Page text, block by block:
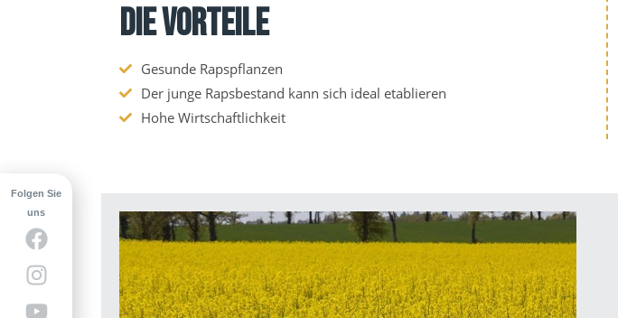
DIE VORTEILE
Gesunde Rapspflanzen
Der junge Rapsbestand kann sich ideal etablieren
Hohe Wirtschaftlichkeit
Folgen Sie
uns